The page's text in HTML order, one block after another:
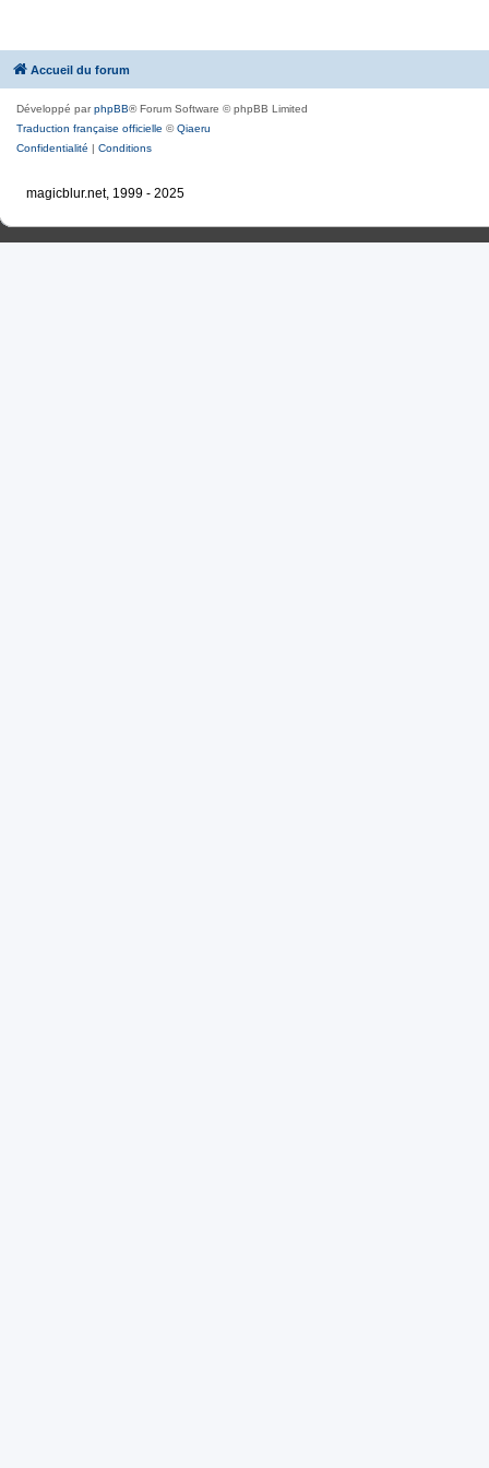
Accueil du forum
Développé parphpBB® Forum Software © phpBB Limited
Traduction française officielle ©Qiaeru
Confidentialité | Conditions
magicblur.net, 1999 - 2025